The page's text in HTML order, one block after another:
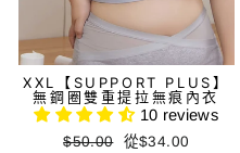
XXL【SUPPORT PLUS】
無鋼圈雙重提拉無痕內衣
10 reviews
正
$50.00
減
從$34.00